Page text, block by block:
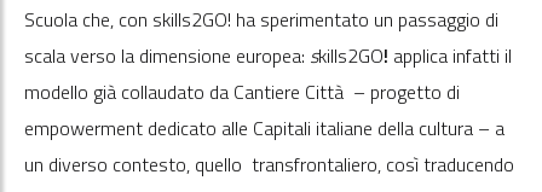
Scuola che, con skills2GO! ha sperimentato un passaggio di
scala verso la dimensione europea: skills2GO! applica infatti il
modello già collaudato da Cantiere Città – progetto di
empowerment dedicato alle Capitali italiane della cultura – a
un diverso contesto, quello transfrontaliero, così traducendo